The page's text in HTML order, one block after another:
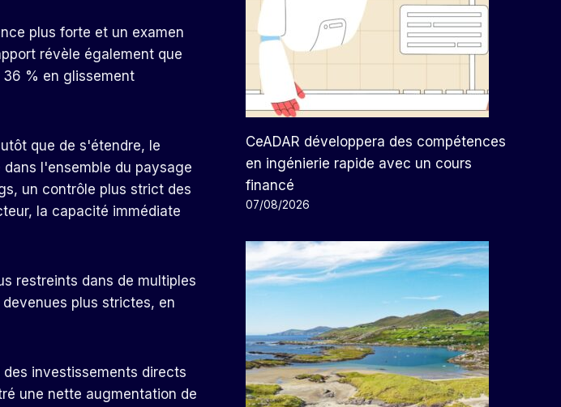
plus forte et un examen
révèle également que
% en glissement
que de s'étendre, le
l'ensemble du paysage
un contrôle plus strict des
la capacité immédiate
restreints dans de multiples
plus strictes, en
investissements directs
une nette augmentation de
CeADAR développera des compétences
en ingénierie rapide avec un cours
financé
07/08/2026